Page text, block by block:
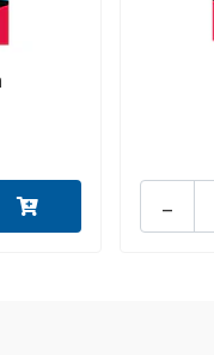
-